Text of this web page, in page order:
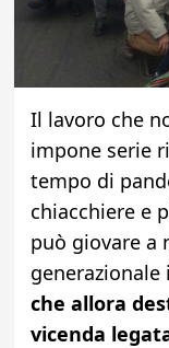
Il lavoro che
impone serie
tempo di
chiacchiere e
può giovare a
che allora
vicenda